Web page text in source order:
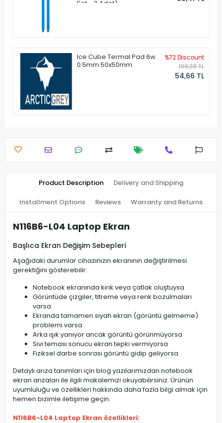
Set - 2 Adet)
Ice Cube Termal Pad 6w
0.5mm 50x50mm
%72 Discount
198,38 TL
54,66 TL
Product Description Delivery and Shipping
Installment Options Reviews Warranty and Returns
N116B6-L04 Laptop Ekran
Başlıca Ekran Değişim Sebepleri
Aşağıdaki durumlar cihazınızın ekranının değiştirilmesi
gerektiğini gösterebilir:
Notebook ekranında kırık veya çatlak oluştuysa
Görüntüde çizgiler, titreme veya renk bozulmaları
varsa
Ekranda tamamen siyah ekran (görüntü gelmeme)
problemi varsa
Arka ışık yanıyor ancak görüntü görünmüyorsa
Sıvı teması sonucu ekran tepki vermiyorsa
Fiziksel darbe sonrası görüntü gidip geliyorsa
Detaylı arıza tanımları için blog yazılarımızdan notebook
ekran arızaları ile ilgili makalemizi okuyabilirsiniz. Ürünün
uyumluluğu ve özellikleri hakkında daha fazla bilgi almak için
hemen bizimle iletişime geçin.
N116B6-L04 Laptop Ekran özellikleri: